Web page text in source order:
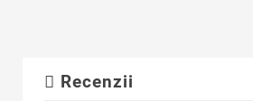
Recenzii